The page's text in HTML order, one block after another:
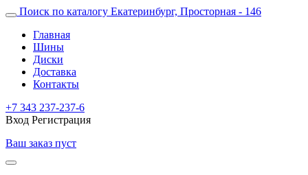
Поиск по каталогу Екатеринбург, Просторная - 146
Главная
Шины
Диски
Доставка
Контакты
+7 343 237-237-6
Вход Регистрация
Ваш заказ пуст